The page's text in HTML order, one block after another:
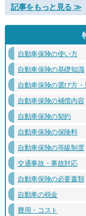
記事をもっと見る ≫
自動車保険の使い方
自動車保険の基礎知識
自動車保険の選び方・
自動車保険の補償内容
自動車保険の契約
自動車保険の保険料
自動車保険の等級制度
交通事故・事故対応
自動車保険の必要書類
自動車の税金
費用・コスト